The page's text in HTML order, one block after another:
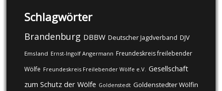
Schlagwörter
Brandenburg DBBW Deutscher Jagdverband DJV
Emsland Ernst-Ingolf Angermann Freundeskreis freilebender
Wölfe Freundeskreis Freilebender Wölfe e.V. Gesellschaft
zum Schutz der Wölfe Goldenstedt Goldenstedter Wölfin